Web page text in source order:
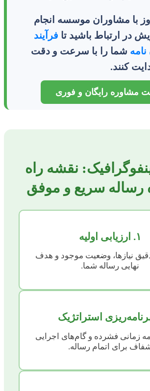
با مشاوران موسسه انجام
در ارتباط باشید تا فرآیند
شما را با سرعت و دقت
کنند.
مشاوره رایگان و فوری
نقشه راه
رساله سریع و موفق
۱. ارزیابی اولیه
نیازها، وضعیت موجود و هدف
نهایی رساله شما.
زمانی فشرده و گام‌های اجرایی
برای اتمام رساله.